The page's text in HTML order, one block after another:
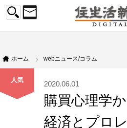
ホーム webニュース/コラム
人気 2020.06.01
購買心理学
経済とプロ